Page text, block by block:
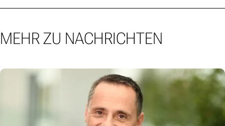
MEHR ZU NACHRICHTEN